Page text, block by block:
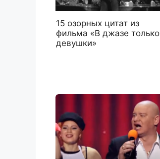
15 озорных цитат из
фильма «В джазе только
девушки»